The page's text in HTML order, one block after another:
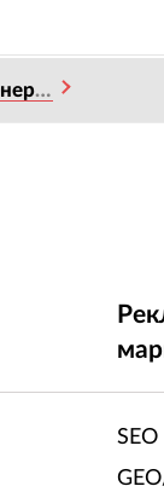
Диджитал Дженерейшен
SEO